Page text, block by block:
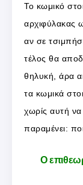
Το κωμικό
αρχιφύλακας
αν σε
τέλος θα
θηλυκή, άρα
τα κωμικά
χωρίς αυτή να
παραμένει:
Ο